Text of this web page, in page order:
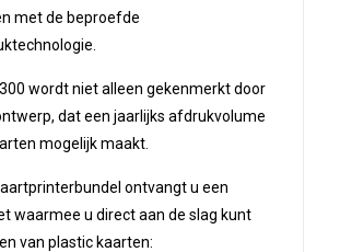
met de beproefde
wordt niet alleen gekenmerkt door
dat een jaarlijks afdrukvolume
mogelijk maakt.
ontvangt u een
waarmee u direct aan de slag kunt
van plastic kaarten: